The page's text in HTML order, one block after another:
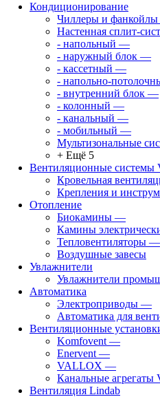
Кондиционирование
Чиллеры и фанкойлы
Настенная сплит-
- напольный —
- наружный блок —
- кассетный —
- напольно-
- внутренний блок —
- колонный —
- канальный —
- мобильный —
Мультизональные
+ Ещё 5
Вентиляционные системы
Кровельная
Крепления и
Отопление
Биокамины —
Камины
Тепловентиляторы —
Воздушные завесы
Увлажнители
Увлажнители
Автоматика
Электроприводы —
Автоматика для
Вентиляционные
Komfovent —
Enervent —
VALLOX —
Канальные
Вентиляция Lindab